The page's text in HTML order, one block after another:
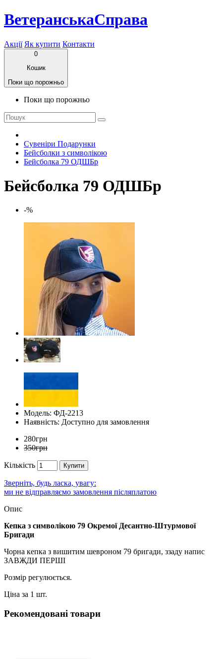
ВетеранськаСправа
Акції Як купити Контакти
0
Кошик
Поки що порожньо
Поки що порожньо
Сувеніри Подарунки
Бейсболки з символікою
Бейсболка 79 ОДШБр
Бейсболка 79 ОДШБр
-%
Модель: ФД-2213
Наявність: Доступно для замовлення
280грн
350грн
Кількість Купити
Зверніть, будь ласка, увагу:
ми не відправляємо замовлення післяплатою
Опис
Кепка з символікою 79 Окремої Десантно-Штурмової
Бригади
Чорна кепка з вишитим шевроном 79 бригади, ззаду напис
ЗАВЖДИ ПЕРШІ
Розмір регулюється.
Ціна за 1 шт.
Рекомендовані товари